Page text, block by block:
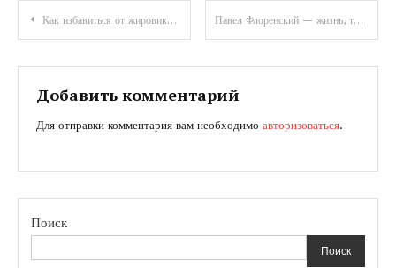
Навигация
по
записям
Как избавиться от жировика на локтевом сгибе или коленном суставе Павел Флоренский — жизнь, творчество и вклад в культуру и науку
Добавить комментарий
Для отправки комментария вам необходимо авторизоваться.
Поиск
Поиск